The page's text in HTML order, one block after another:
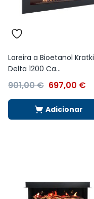
Lareira a Bioetanol Kratki
Delta 1200 Ca...
901,00€ 697,00 €
Adicionar